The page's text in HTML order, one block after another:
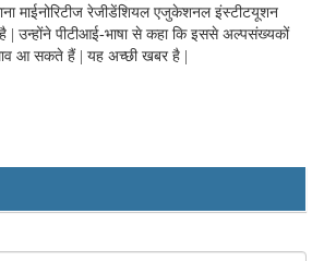
माईनोरिटीज रेजीडेंशियल एजुकेशनल इंस्टीटयूशन
| उन्होंने पीटीआई-भाषा से कहा कि इससे अल्पसंख्यकों
आ सकते हैं | यह अच्छी खबर है |